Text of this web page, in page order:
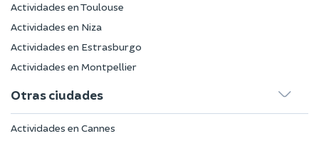
Actividades en Toulouse
Actividades en Niza
Actividades en Estrasburgo
Actividades en Montpellier
Otras ciudades
Actividades en Cannes